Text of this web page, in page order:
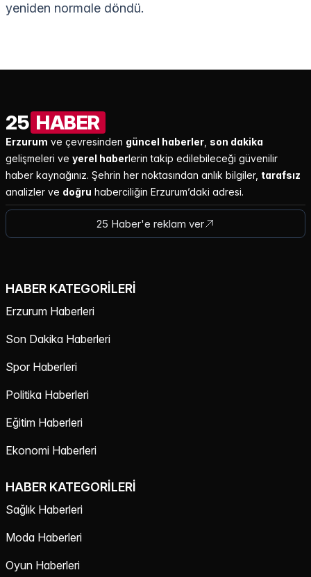
yeniden normale döndü.
25 HABER
Erzurum ve çevresinden güncel haberler son dakika
gelişmeleri ve yerel haberlerin takip edilebileceği güvenilir
haber kaynağınız. Şehrin her noktasından anlık bilgiler, tarafsız
analizler ve doğru haberciliğin Erzurum’daki adresi.
25 Haber'e reklam ver
HABER KATEGORILERI
Erzurum Haberleri
Son Dakika Haberleri
Spor Haberleri
Politika Haberleri
Eğitim Haberleri
Ekonomi Haberleri
HABER KATEGORILERI
Sağlık Haberleri
Moda Haberleri
Oyun Haberleri